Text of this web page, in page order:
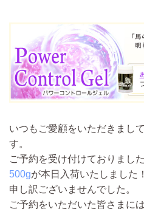
いつもご愛顧をいただきまし
す。
ご予約を受け付けておりました
500gが本日入荷いたしました
申し訳ございませんでした。
ご予約をいただいた皆さまに